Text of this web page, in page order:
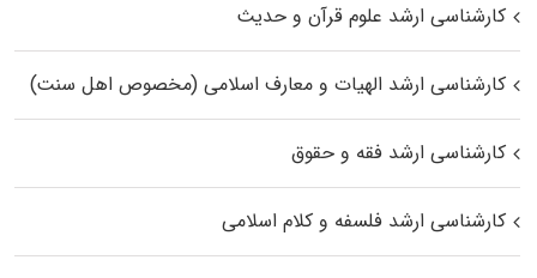
کارشناسی ارشد علوم قرآن و حدیث
کارشناسی ارشد الهیات و معارف اسلامی (مخصوص اهل سنت)
کارشناسی ارشد فقه و حقوق
کارشناسی ارشد فلسفه و کلام اسلامی